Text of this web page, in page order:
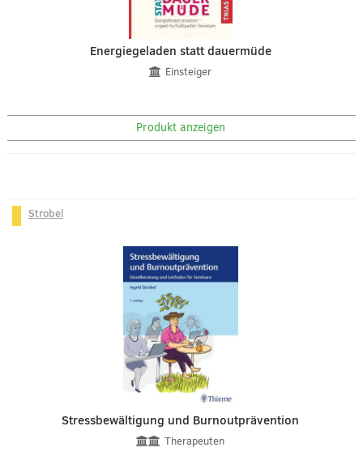
Energiegeladen statt dauermüde
Einsteiger
Produkt anzeigen
Strobel
Stressbewältigung und Burnoutprävention
Therapeuten